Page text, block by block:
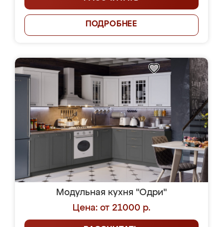
ПОДРОБНЕЕ
Модульная кухня "Одри"
Цена: от 21000 р.